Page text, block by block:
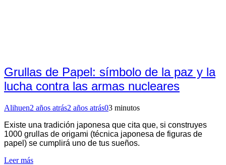
Grullas de Papel: símbolo de la paz y la
lucha contra las armas nucleares
Alihuen2 años atrás2 años atrás03 minutos
Existe una tradición japonesa que cita que, si construyes
1000 grullas de origami (técnica japonesa de figuras de
papel) se cumplirá uno de tus sueños.
Leer más